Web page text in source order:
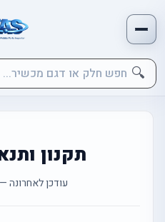
🔍
תקנון
עודכן לאחרונה — 10/06/2026